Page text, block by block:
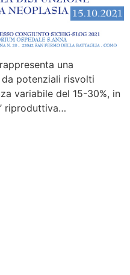
una
potenziali risvolti
variabile del 15-30%, in
riproduttiva…